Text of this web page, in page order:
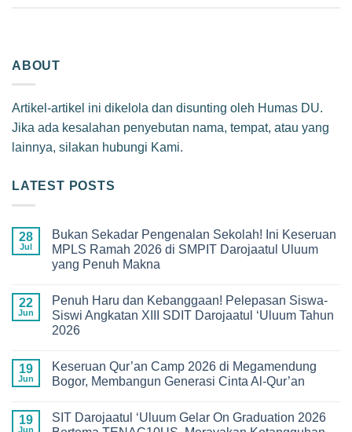
ABOUT
Artikel-artikel ini dikelola dan disunting oleh Humas DU.
Jika ada kesalahan penyebutan nama, tempat, atau yang
lainnya, silakan hubungi Kami.
LATEST POSTS
28
Jul
Bukan Sekadar Pengenalan Sekolah! Ini Keseruan
MPLS Ramah 2026 di SMPIT Darojaatul Uluum
yang Penuh Makna
on
Bukan
Sekadar
Pengenalan
Keseruan
MPLS
Ramah
SMPIT
Darojaatul
22
Jun
Penuh Haru dan Kebanggaan! Pelepasan Siswa-
Siswi Angkatan XIII SDIT Darojaatul ‘Uluum Tahun
2026
on
Penuh
Haru
Pelepasan
Siswa-
19
Jun
Keseruan Qur’an Camp 2026 di Megamendung
Bogor, Membangun Generasi Cinta Al-Qur’an
on
Keseruan
19
Jun
SIT Darojaatul ‘Uluum Gelar On Graduation 2026